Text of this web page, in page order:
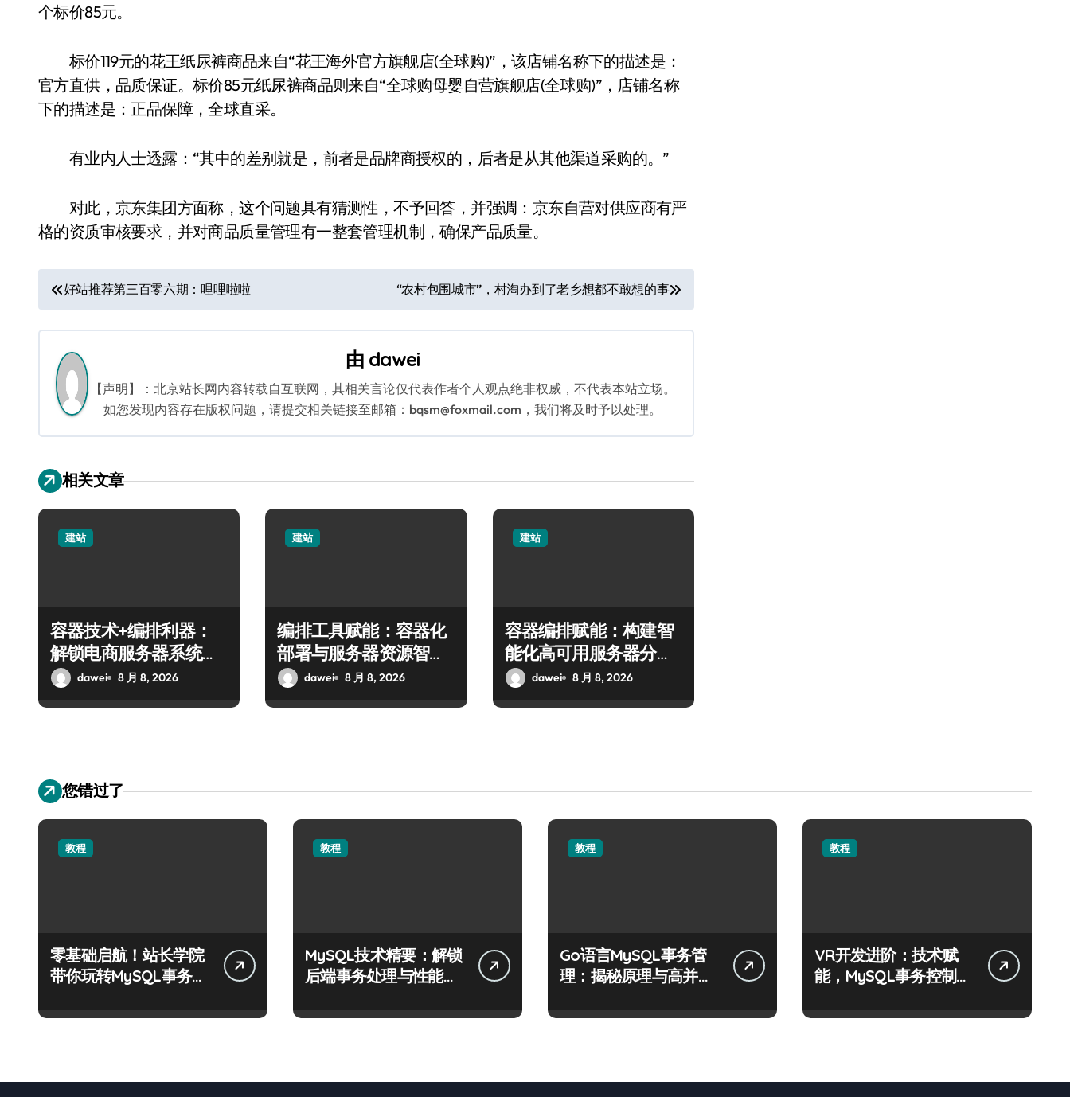
个标价85元。
标价119元的花王纸尿裤商品来自“花王海外官方旗舰店(全球购)”，该店铺名称下的描述是：
官方直供，品质保证。标价85元纸尿裤商品则来自“全球购母婴自营旗舰店(全球购)”，店铺名称
下的描述是：正品保障，全球直采。
有业内人士透露：“其中的差别就是，前者是品牌商授权的，后者是从其他渠道采购的。”
对此，京东集团方面称，这个问题具有猜测性，不予回答，并强调：京东自营对供应商有严
格的资质审核要求，并对商品质量管理有一整套管理机制，确保产品质量。
文
章
导
航
好站推荐第三百零六期：哩哩啦啦 “农村包围城市”，村淘办到了老乡想都不敢想的事
由 dawei
【声明】：北京站长网内容转载自互联网，其相关言论仅代表作者个人观点绝非权威，不代表本站立场。
如您发现内容存在版权问题，请提交相关链接至邮箱：bqsm@foxmail.com，我们将及时予以处理。
相关文章
建站
容器技术+编排利器：
解锁电商服务器系统科
技化优化新路径
dawei 8 月 8, 2026
建站
编排工具赋能：容器化
部署与服务器资源智优
方案dawei 8 月 8, 2026
建站
容器编排赋能：构建智
能化高可用服务器分类
技术系统
dawei 8 月 8, 2026
您错过了
教程
零基础启航！站长学院
带你玩转MySQL事务控
教程
MySQL技术精要：解锁
后端事务处理与性能优
教程
Go语言MySQL事务管
理：揭秘原理与高并发
教程
VR开发进阶：技术赋
能，MySQL事务控制科